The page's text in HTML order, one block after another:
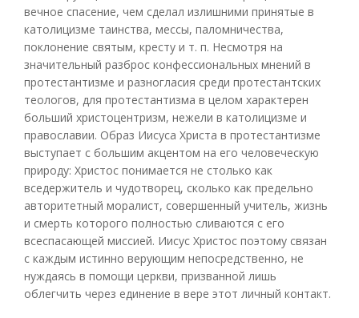
вечное спасение, чем сделал излишними принятые в
католицизме таинства, мессы, паломничества,
поклонение святым, кресту и т. п. Несмотря на
значительный разброс конфессиональных мнений в
протестантизме и разногласия среди протестантских
теологов, для протестантизма в целом характерен
больший христоцентризм, нежели в католицизме и
православии. Образ Иисуса Христа в протестантизме
выступает с большим акцентом на его человеческую
природу: Xристос понимается не столько как
вседержитель и чудотворец, сколько как предельно
авторитетный моралист, совершенный учитель, жизнь
и смерть которого полностью сливаются с его
всеспасающей миссией. Иисус Христос поэтому связан
с каждым истинно верующим непосредственно, не
нуждаясь в помощи церкви, призванной лишь
облегчить через единение в вере этот личный контакт.